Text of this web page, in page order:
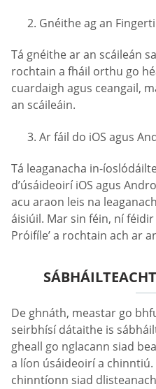
Gnéithe ag an
Tá gnéithe ar an scáileán
rochtain a fháil orthu go
cuardaigh agus ceangail,
an scáileáin.
Ar fáil do iOS agus
Tá leaganacha in-
d’úsáideoirí iOS agus
acu araon leis na
áisiúil. Mar sin féin, ní féidir
Próifíle’ a rochtain ach ar
De ghnáth, meastar go
seirbhísí dátaithe is
gheall go nglacann siad
a líon úsáideoirí a
chinntíonn siad